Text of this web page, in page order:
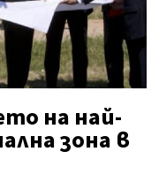
на най-
зона в